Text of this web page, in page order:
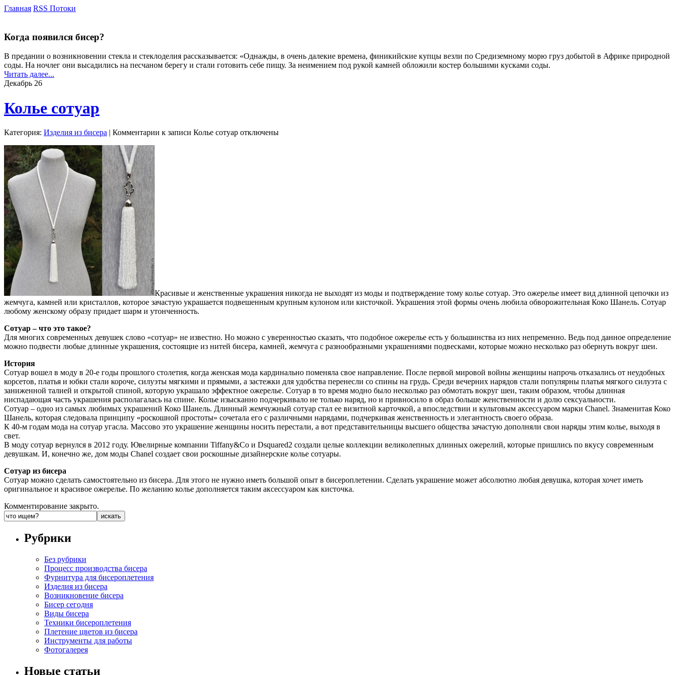
Главная RSS Потоки
Когда появился бисер?
В предании о возникновении стекла и стеклоделия рассказывается: «Однажды, в очень далекие времена, финикийские купцы везли по Средиземному морю груз добытой в Африке природной
соды. На ночлег они высадились на песчаном берегу и стали готовить себе пищу. За неимением под рукой камней обложили костер большими кусками соды.
Читать далее...
Декабрь 26
Колье сотуар
Категория: Изделия из бисера | Комментарии к записи Колье сотуар отключены
Красивые и женственные украшения никогда не выходят из моды и подтверждение тому колье сотуар. Это ожерелье имеет вид длинной цепочки из
жемчуга, камней или кристаллов, которое зачастую украшается подвешенным крупным кулоном или кисточкой. Украшения этой формы очень любила обворожительная Коко Шанель. Сотуар
любому женскому образу придает шарм и утонченность.
Сотуар – что это такое?
Для многих современных девушек слово «сотуар» не известно. Но можно с уверенностью сказать, что подобное ожерелье есть у большинства из них непременно. Ведь под данное определение
можно подвести любые длинные украшения, состоящие из нитей бисера, камней, жемчуга с разнообразными украшениями подвесками, которые можно несколько раз обернуть вокруг шеи.
История
Сотуар вошел в моду в 20-е годы прошлого столетия, когда женская мода кардинально поменяла свое направление. После первой мировой войны женщины напрочь отказались от неудобных
корсетов, платья и юбки стали короче, силуэты мягкими и прямыми, а застежки для удобства перенесли со спины на грудь. Среди вечерних нарядов стали популярны платья мягкого силуэта с
заниженной талией и открытой спиной, которую украшало эффектное ожерелье. Сотуар в то время модно было несколько раз обмотать вокруг шеи, таким образом, чтобы длинная
ниспадающая часть украшения располагалась на спине. Колье изысканно подчеркивало не только наряд, но и привносило в образ больше женственности и долю сексуальности.
Сотуар – одно из самых любимых украшений Коко Шанель. Длинный жемчужный сотуар стал ее визитной карточкой, а впоследствии и культовым аксессуаром марки Chanel. Знаменитая Коко
Шанель, которая следовала принципу «роскошной простоты» сочетала его с различными нарядами, подчеркивая женственность и элегантность своего образа.
К 40-м годам мода на сотуар угасла. Массово это украшение женщины носить перестали, а вот представительницы высшего общества зачастую дополняли свои наряды этим колье, выходя в
свет.
В моду сотуар вернулся в 2012 году. Ювелирные компании Tiffany&Co и Dsquared2 создали целые коллекции великолепных длинных ожерелий, которые пришлись по вкусу современным
девушкам. И, конечно же, дом моды Chanel создает свои роскошные дизайнерские колье сотуары.
Сотуар из бисера
Сотуар можно сделать самостоятельно из бисера. Для этого не нужно иметь большой опыт в бисероплетении. Сделать украшение может абсолютно любая девушка, которая хочет иметь
оригинальное и красивое ожерелье. По желанию колье дополняется таким аксессуаром как кисточка.
Комментирование закрыто.
Рубрики
Без рубрики
Процесс производства бисера
Фурнитура для бисероплетения
Изделия из бисера
Возникновение бисера
Бисер сегодня
Виды бисера
Техники бисероплетения
Плетение цветов из бисера
Инструменты для работы
Фотогалерея
Новые статьи